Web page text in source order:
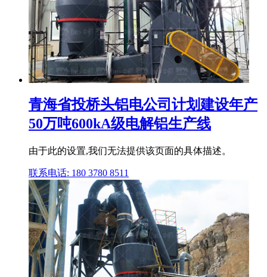
青海省投桥头铝电公司计划建设年产
50万吨600kA级电解铝生产线
由于此的设置,我们无法提供该页面的具体描述。
联系电话: 180 3780 8511